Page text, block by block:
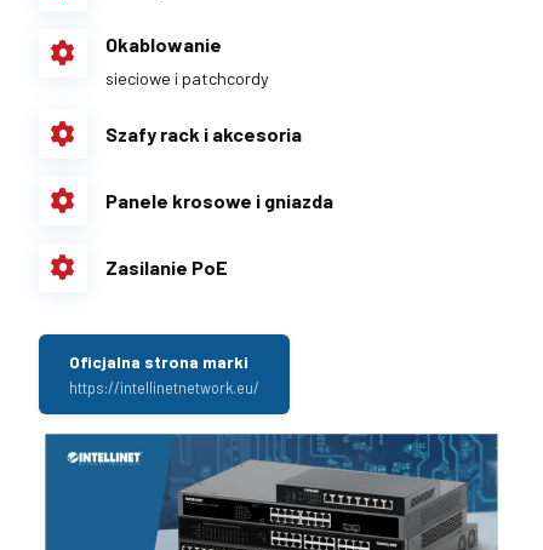
Okablowanie
sieciowe i patchcordy
Szafy rack i akcesoria
Panele krosowe i gniazda
Zasilanie PoE
Oficjalna strona marki
https://intellinetnetwork.eu/